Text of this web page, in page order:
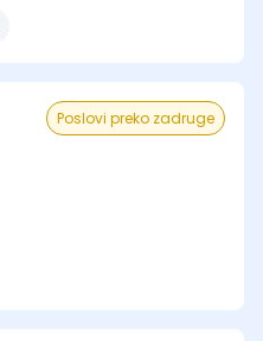
Poslovi preko zadruge